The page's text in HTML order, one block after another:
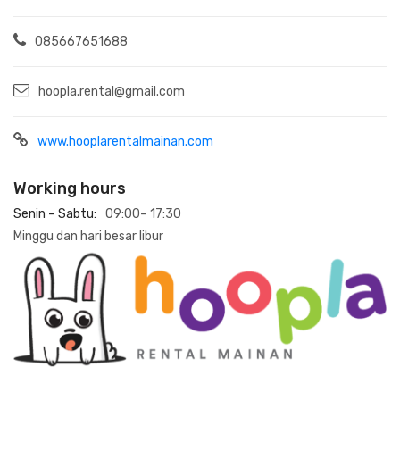
085667651688
hoopla.rental@gmail.com
www.hooplarentalmainan.com
Working hours
Senin – Sabtu:
09:00– 17:30
Minggu dan hari besar libur